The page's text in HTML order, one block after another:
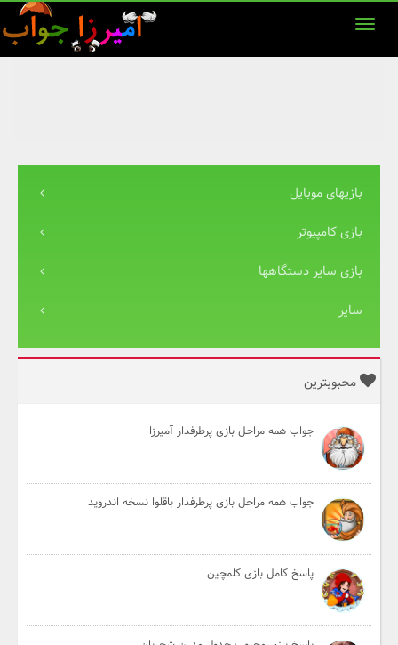
بازیهای موبایل
بازی کامپیوتر
بازی سایر دستگاهها
سایر
محبوبترین
جواب همه مراحل بازی پرطرفدار آمیرزا
جواب همه مراحل بازی پرطرفدار باقلوا نسخه اندروید
پاسخ کامل بازی کلمچین